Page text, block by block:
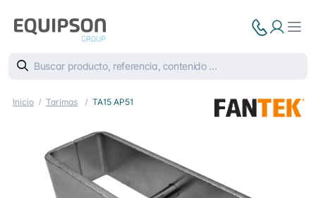
Inicio Tarimas TA15 AP51